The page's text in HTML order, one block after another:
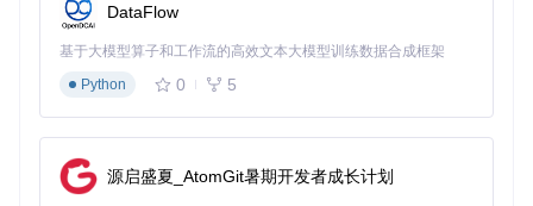
实施效果
：某互联网公司通过集成SDK，将系统告警的响应时
间从平均45分钟缩短至5分钟，关键业务异常的处理效率提升8
倍。
客户关系管理集成方案
业务痛点：销售团队客户信息分散在个人微信中，客户资源归
属不清晰，离职员工带走客户资源。
解决方案
DataFlow
基于大模型算子和工作流的高效文本大模型训练数据合成框架
Python
0 5
源启盛夏_AtomGit暑期开发者成长计划